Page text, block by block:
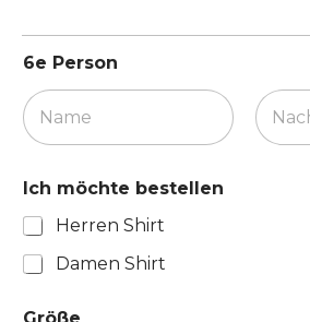
6e Person
Ich möchte bestellen
Herren Shirt
Damen Shirt